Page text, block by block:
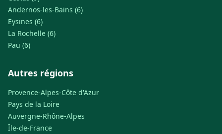
Andernos-les-Bains (6)
Eysines (6)
La Rochelle (6)
Pau (6)
Autres régions
Provence-Alpes-Côte d'Azur
Pays de la Loire
Auvergne-Rhône-Alpes
Île-de-France